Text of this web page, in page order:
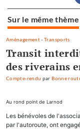
Sur le même thème
Aménagement-Transports
Transit
des riverains
Compte-rendu parBonne
Au rond point de Larnod
Les bénévoles de
par l'autoroute, ont